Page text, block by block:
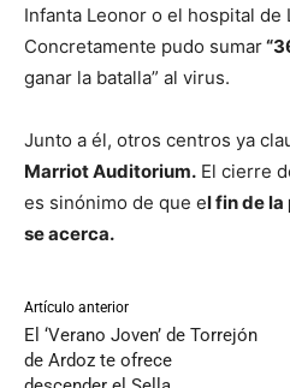
Infanta Leonor o el hospital de
Concretamente pudo sumar
ganar la batalla” al virus.
Junto a él, otros centros ya
Marriot Auditorium. El cierre
es sinónimo de que el fin de la
se acerca.
Artículo anterior
El ‘Verano Joven’ de Torrejón
de Ardoz te ofrece